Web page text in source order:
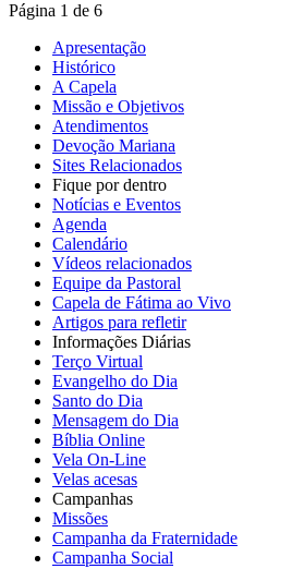
Página 1 de 6
Apresentação
Histórico
A Capela
Missão e Objetivos
Atendimentos
Devoção Mariana
Sites Relacionados
Fique por dentro
Notícias e Eventos
Agenda
Calendário
Vídeos relacionados
Equipe da Pastoral
Capela de Fátima ao Vivo
Artigos para refletir
Informações Diárias
Terço Virtual
Evangelho do Dia
Santo do Dia
Mensagem do Dia
Bíblia Online
Vela On-Line
Velas acesas
Campanhas
Missões
Campanha da Fraternidade
Campanha Social